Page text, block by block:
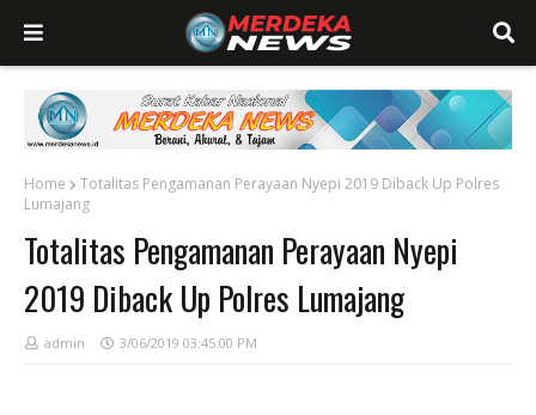
Home
Totalitas Pengamanan Perayaan Nyepi 2019 Diback Up Polres
Lumajang
Totalitas Pengamanan Perayaan Nyepi
2019 Diback Up Polres Lumajang
admin 3/06/2019 03:45:00 PM